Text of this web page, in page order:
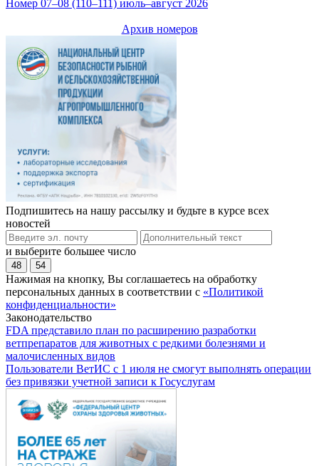
Номер 07–08 (110–111) июль–август 2026
Архив номеров
Подпишитесь на нашу рассылку и будьте в курсе всех
новостей
и выберите большее число
48 54
Нажимая на кнопку, Вы соглашаетесь на обработку
персональных данных в соответствии с «Политикой
конфиденциальности»
Законодательство
FDA представило план по расширению разработки
ветпрепаратов для животных с редкими болезнями и
малочисленных видов
Пользователи ВетИС с 1 июля не смогут выполнять операции
без привязки учетной записи к Госуслугам